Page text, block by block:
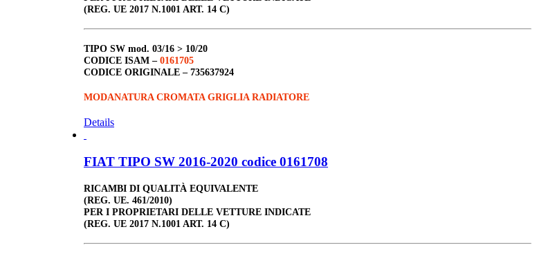
(REG. UE 2017 N.1001 ART. 14 C)
TIPO SW mod. 03/16 > 10/20
CODICE ISAM – 0161705
CODICE ORIGINALE – 735637924
MODANATURA CROMATA GRIGLIA RADIATORE
Details
FIAT TIPO SW 2016-2020 codice 0161708
RICAMBI DI QUALITÀ EQUIVALENTE
(REG. UE. 461/2010)
PER I PROPRIETARI DELLE VETTURE INDICATE
(REG. UE 2017 N.1001 ART. 14 C)